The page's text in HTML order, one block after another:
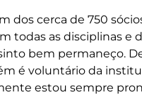
dos cerca de 750
todas as disciplinas e
bem permaneço.
é voluntário da
estou sempre